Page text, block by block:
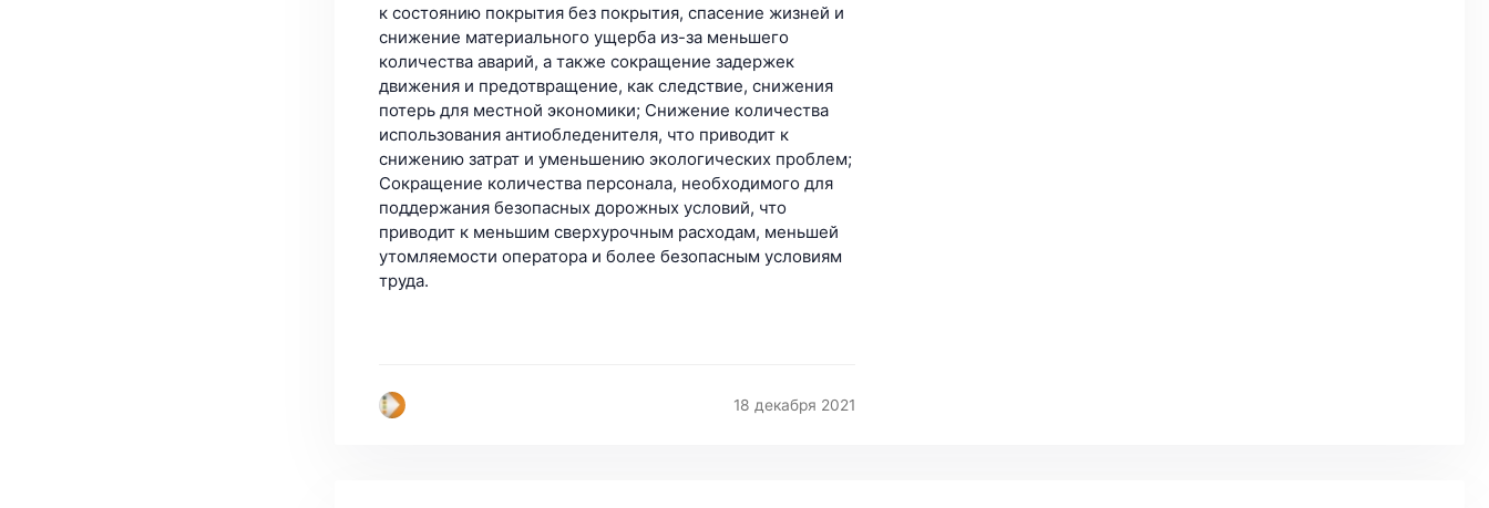
к состоянию покрытия без покрытия, спасение жизней и
снижение материального ущерба из-за меньшего
количества аварий, а также сокращение задержек
движения и предотвращение, как следствие, снижения
потерь для местной экономики; Снижение количества
использования антиобледенителя, что приводит к
снижению затрат и уменьшению экологических проблем;
Сокращение количества персонала, необходимого для
поддержания безопасных дорожных условий, что
приводит к меньшим сверхурочным расходам, меньшей
утомляемости оператора и более безопасным условиям
труда.
18 декабря 2021